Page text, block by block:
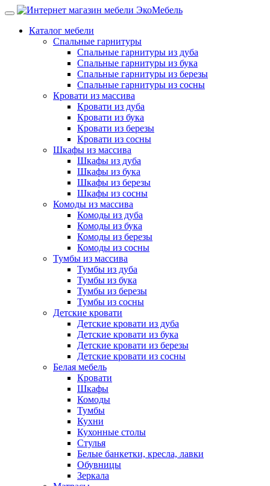
Каталог мебели
Спальные гарнитуры
Спальные гарнитуры из дуба
Спальные гарнитуры из бука
Спальные гарнитуры из березы
Спальные гарнитуры из сосны
Кровати из массива
Кровати из дуба
Кровати из бука
Кровати из березы
Кровати из сосны
Шкафы из массива
Шкафы из дуба
Шкафы из бука
Шкафы из березы
Шкафы из сосны
Комоды из массива
Комоды из дуба
Комоды из бука
Комоды из березы
Комоды из сосны
Тумбы из массива
Тумбы из дуба
Тумбы из бука
Тумбы из березы
Тумбы из сосны
Детские кровати
Детские кровати из дуба
Детские кровати из бука
Детские кровати из березы
Детские кровати из сосны
Белая мебель
Кровати
Шкафы
Комоды
Тумбы
Кухни
Кухонные столы
Стулья
Белые банкетки, кресла, лавки
Обувницы
Зеркала